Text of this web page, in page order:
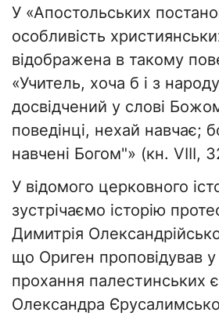
У «Апостольських
особливість
відображена в такому
«Учитель, хоча б і з
досвідчений у слові
поведінці, нехай навчає;
навчені Богом"» (кн. VIII,
У відомого церковного
зустрічаємо історію
Димитрія
що Ориген проповідував у
прохання палестинських
Олександра